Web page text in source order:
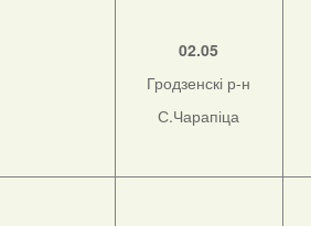
02.05
Гродзенскі р-н
С.Чарапіца